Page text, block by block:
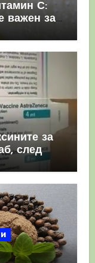
С:
важен за
за
след